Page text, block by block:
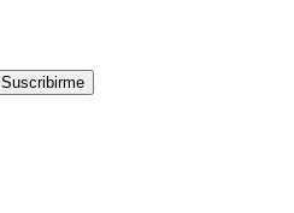
Suscribirme